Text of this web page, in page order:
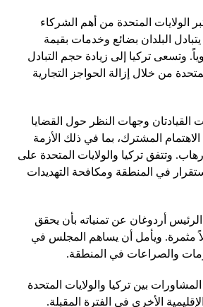
الولايات المتحدة من أهم الشركاء
يتبادل البلدان بضائع وخدمات بقيمة
وتسعى تركيا إلى زيادة حجم التبادل
من خلال إزالة الحواجز التجارية
القيادتان وجهات النظر حول القضايا
الاهتمام المشترك، بما في ذلك الأزمة
وتتفق تركيا والولايات المتحدة على
في المنطقة ومكافحة التهديدات
أردوغان عن تمنياته بأن يحقق
مثمرة. ويأمل أن يساهم المجلس في
والصراعات في المنطقة.
بين تركيا والولايات المتحدة
الأخرى في الفترة المقبلة.